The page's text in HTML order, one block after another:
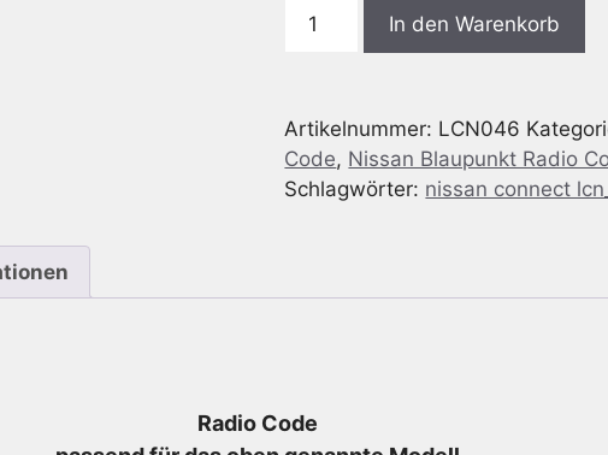
Nissan
612
830
046
In den Warenkorb
Artikelnummer: LCN046
Code, Nissan Blaupunkt Radio
Schlagwörter: nissan connect lcn_
Radio Code